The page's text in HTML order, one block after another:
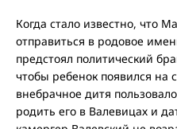
Когда стало известно, что
отправиться в родовое
предстоял политический
чтобы ребенок появился на
внебрачное дитя
родить его в Валевицах и